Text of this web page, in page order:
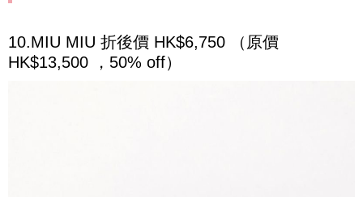
10.MIU MIU 折後價 HK$6,750 （原價
HK$13,500 ，50% off）